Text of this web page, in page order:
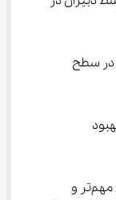
در سطح
بهبود
آمادگی دانش آموزان برای آزمون های مهم‌تر و